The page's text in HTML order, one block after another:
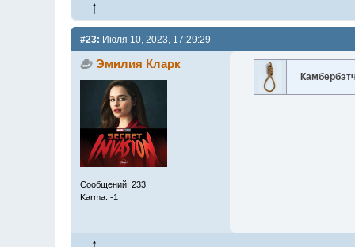
#23: Июля 10, 2023, 17:29:29
Эмилия Кларк
Сообщений: 233
Karma: -1